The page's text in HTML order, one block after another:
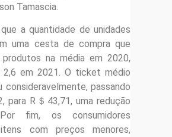
Tamascia.
a quantidade de unidades
uma cesta de compra que
na média em 2020,
2,6 em 2021. O ticket médio
consideravelmente, passando
para R＄43,71, uma redução
fim, os consumidores
itens com preços menores,